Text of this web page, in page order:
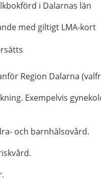
i Dalarnas län
med giltigt LMA-kort
Region Dalarna
Exempelvis
och barnhälsovård.